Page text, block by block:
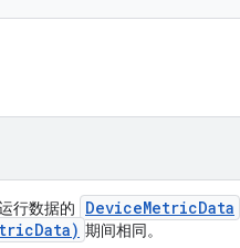
行数据的 DeviceMetricData
Data) 期间相同。